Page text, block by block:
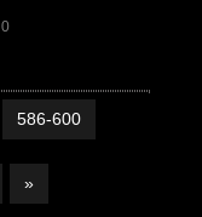
0
586-600
»